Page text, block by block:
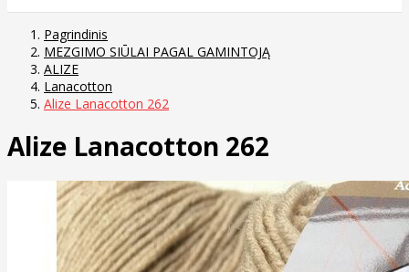
Pagrindinis
MEZGIMO SIŪLAI PAGAL GAMINTOJĄ
ALIZE
Lanacotton
Alize Lanacotton 262
Alize Lanacotton 262